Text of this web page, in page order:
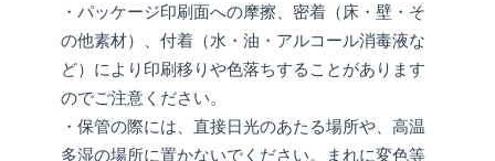
・パッケージ印刷面への摩擦、密着（床・壁・そ
の他素材）、付着（水・油・アルコール消毒液な
ど）により印刷移りや色落ちすることがあります
のでご注意ください。
・保管の際には、直接日光のあたる場所や、高温
多湿の場所に置かないでください。まれに変色等